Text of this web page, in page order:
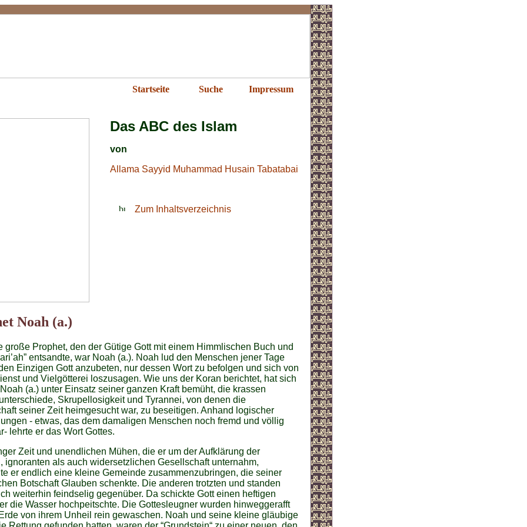
Startseite Suche Impressum
Das ABC des Islam
von
Allama Sayyid Muhammad Husain Tabatabai
Zum Inhaltsverzeichnis
Noah (a.)
große Prophet, den der Gütige Gott mit einem Himmlischen Buch und
entsandte, war Noah (a.). Noah lud den Menschen jener Tage
Einzigen Gott anzubeten, nur dessen Wort zu befolgen und sich von
und Vielgötterei loszusagen. Wie uns der Koran berichtet, hat sich
(a.) unter Einsatz seiner ganzen Kraft bemüht, die krassen
Skrupellosigkeit und Tyrannei, von denen die
seiner Zeit heimgesucht war, zu beseitigen. Anhand logischer
- etwas, das dem damaligen Menschen noch fremd und völlig
lehrte er das Wort Gottes.
Zeit und unendlichen Mühen, die er um der Aufklärung der
ignoranten als auch widersetzlichen Gesellschaft unternahm,
er endlich eine kleine Gemeinde zusammenzubringen, die seiner
Botschaft Glauben schenkte. Die anderen trotzten und standen
weiterhin feindselig gegenüber. Da schickte Gott einen heftigen
die Wasser hochpeitschte. Die Gottesleugner wurden hinweggerafft
von ihrem Unheil rein gewaschen. Noah und seine kleine gläubige